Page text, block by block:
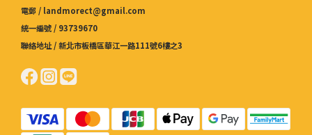
電郵 / landmorect@gmail.com
統一編號 / 93739670
聯絡地址 / 新北市板橋區華江一路111號6樓之3